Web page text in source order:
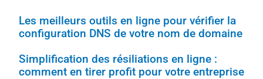
Les meilleurs outils en ligne pour vérifier la
configuration DNS de votre nom de domaine
Simplification des résiliations en ligne :
comment en tirer profit pour votre entreprise